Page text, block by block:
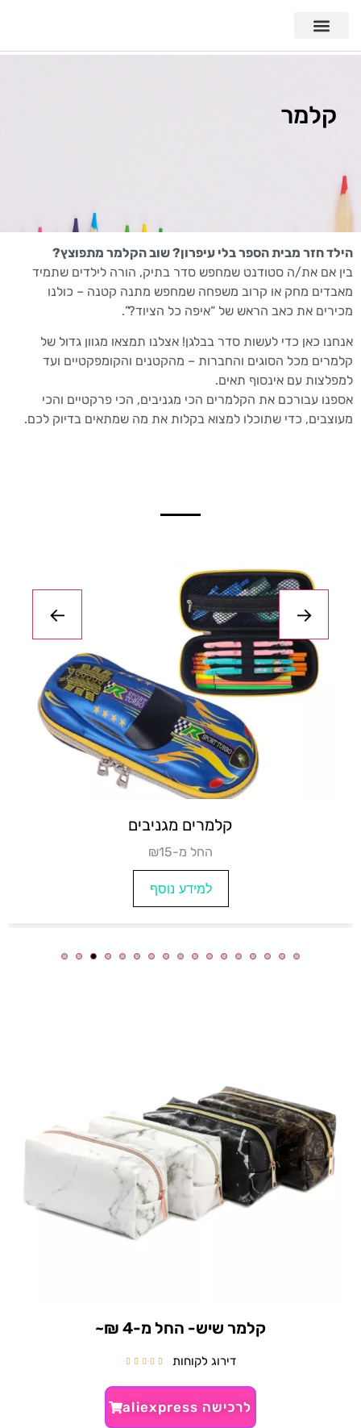
קלמר
הילד חזר מבית הספר בלי עיפרון? שוב הקלמר מתפוצץ?
בין אם את/ה סטודנט שמחפש סדר בתיק, הורה לילדים שתמיד
מאבדים מחק או קרוב משפחה שמחפש מתנה קטנה – כולנו
מכירים את כאב הראש של “איפה כל הציוד?”.
אנחנו כאן כדי לעשות סדר בבלגן! אצלנו תמצאו מגוון גדול של
קלמרים מכל הסוגים והחברות – מהקטנים והקומפקטיים ועד
למפלצות עם אינסוף תאים.
אספנו עבורכם את הקלמרים הכי מגניבים, הכי פרקטיים והכי
מעוצבים, כדי שתוכלו למצוא בקלות את מה שמתאים בדיוק לכם.
קלמר 3 תאים
₪8
למידע נוסף
קלמר שיש- החל מ-4 ₪~
דירוג לקוחות 




לרכישה aliexpress